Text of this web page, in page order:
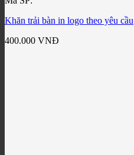
Khăn trải bàn in logo theo yêu cầu
400.000 VNĐ